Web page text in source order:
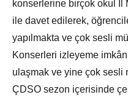
konserlerine birçok okul İl
ile davet edilerek,
yapılmakta ve çok sesli
Konserleri izleyeme
ulaşmak ve yine çok sesli
ÇDSO sezon içerisinde